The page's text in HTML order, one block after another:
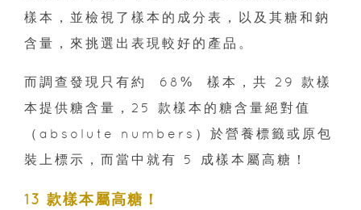
樣本，並檢視了樣本的成分表，以及其糖和鈉
含量，來挑選出表現較好的產品。
而調查發現只有約 68% 樣本，共 29 款樣
本提供糖含量，25 款樣本的糖含量絕對值
（absolute numbers）於營養標籤或原包
裝上標示，而當中就有 5 成樣本屬高糖！
13 款樣本屬高糖！